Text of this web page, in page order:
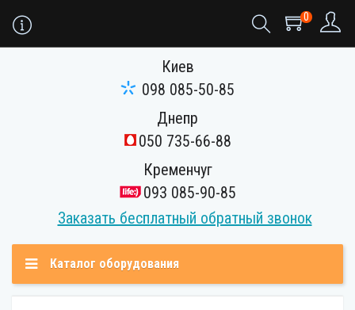
0
Киев
098 085-50-85
Днепр
050 735-66-88
Кременчуг
093 085-90-85
Заказать бесплатный обратный звонок
Каталог оборудования